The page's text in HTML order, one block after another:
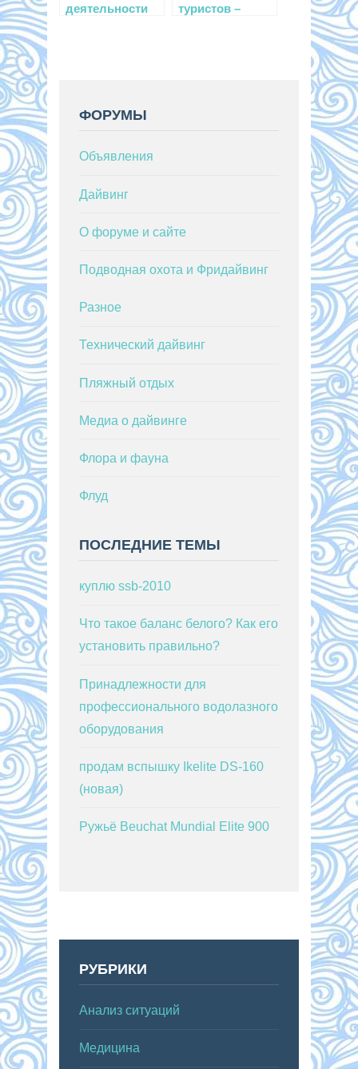
деятельности
туристов –
ФОРУМЫ
Объявления
Дайвинг
О форуме и сайте
Подводная охота и Фридайвинг
Разное
Технический дайвинг
Пляжный отдых
Медиа о дайвинге
Флора и фауна
Флуд
ПОСЛЕДНИЕ ТЕМЫ
куплю ssb-2010
Что такое баланс белого? Как его
установить правильно?
Принадлежности для
профессионального водолазного
оборудования
продам вспышку Ikelite DS-160
(новая)
Ружьё Beuchat Mundial Elite 900
РУБРИКИ
Анализ ситуаций
Медицина